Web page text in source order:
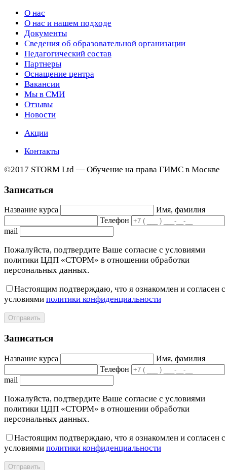
О нас
О нас и нашем подходе
Документы
Сведения об образовательной организации
Педагогический состав
Партнеры
Оснащение центра
Вакансии
Мы в СМИ
Отзывы
Новости
Акции
Контакты
©2017 STORM Ltd — Обучение на права ГИМС в Москве
Записаться
Название курса
Имя, фамилия
Телефон
mail
Пожалуйста, подтвердите Ваше согласие с условиями
политики ЦДП «СТОРМ» в отношении обработки
персональных данных.
Настоящим подтверждаю, что я ознакомлен и согласен с
условиями политики конфиденциальности
Отправить
Записаться
Название курса
Имя, фамилия
Телефон
mail
Пожалуйста, подтвердите Ваше согласие с условиями
политики ЦДП «СТОРМ» в отношении обработки
персональных данных.
Настоящим подтверждаю, что я ознакомлен и согласен с
условиями политики конфиденциальности
Отправить